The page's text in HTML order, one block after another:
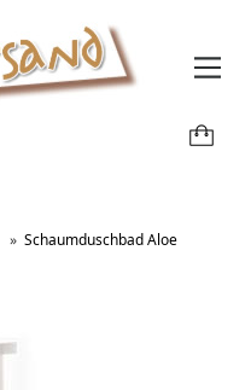
» Schaumduschbad Aloe